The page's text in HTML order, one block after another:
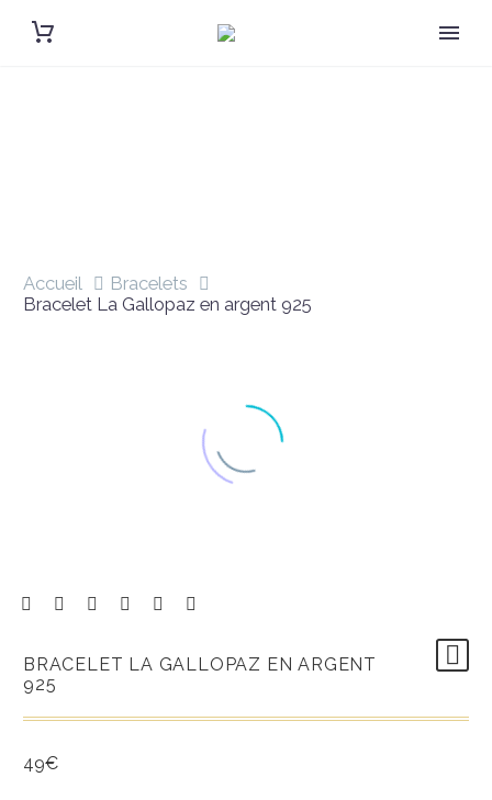
Accueil
Bracelets
Bracelet La Gallopaz en argent 925
BRACELET LA GALLOPAZ EN ARGENT
925
49€